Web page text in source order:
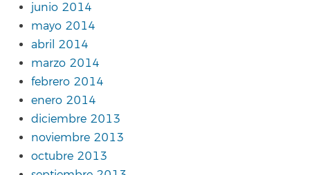
junio 2014
mayo 2014
abril 2014
marzo 2014
febrero 2014
enero 2014
diciembre 2013
noviembre 2013
octubre 2013